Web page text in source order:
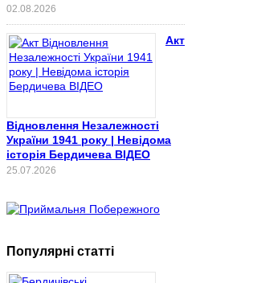
02.08.2026
Акт
Відновлення Незалежності
України 1941 року | Невідома
історія Бердичева ВІДЕО
25.07.2026
Популярні статті